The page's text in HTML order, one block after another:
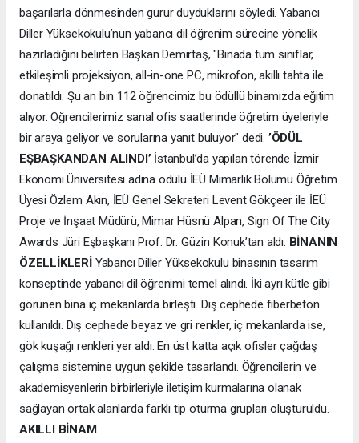
başarılarla dönmesinden gurur duyduklarını söyledi. Yabancı
Diller Yüksekokulu’nun yabancı dil öğrenim sürecine yönelik
hazırladığını belirten Başkan Demirtaş, "Binada tüm sınıflar,
etkileşimli projeksiyon, all-in-one PC, mikrofon, akıllı tahta ile
donatıldı. Şu an bin 112 öğrencimiz bu ödüllü binamızda eğitim
alıyor. Öğrencilerimiz sanal ofis saatlerinde öğretim üyeleriyle
bir araya geliyor ve sorularına yanıt buluyor" dedi. ’ÖDÜL
EŞBAŞKANDAN ALINDI’İstanbul’da yapılan törende İzmir
Ekonomi Üniversitesi adına ödülü İEÜ Mimarlık Bölümü Öğretim
Üyesi Özlem Akın, İEÜ Genel Sekreteri Levent Gökçeer ile İEÜ
Proje ve İnşaat Müdürü, Mimar Hüsnü Alpan, Sign Of The City
Awards Jüri Eşbaşkanı Prof. Dr. Güzin Konuk’tan aldı. BİNANIN
ÖZELLİKLERİYabancı Diller Yüksekokulu binasının tasarım
konseptinde yabancı dil öğrenimi temel alındı. İki ayrı kütle gibi
görünen bina iç mekanlarda birleşti. Dış cephede fiberbeton
kullanıldı. Dış cephede beyaz ve gri renkler, iç mekanlarda ise,
gök kuşağı renkleri yer aldı. En üst katta açık ofisler çağdaş
çalışma sistemine uygun şekilde tasarlandı. Öğrencilerin ve
akademisyenlerin birbirleriyle iletişim kurmalarına olanak
sağlayan ortak alanlarda farklı tip oturma grupları oluşturuldu.
AKILLI BİNAM